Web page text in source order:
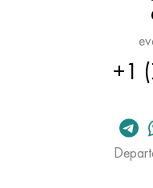
+1
Custom 450® - uns
ac35g2, 36smnpb14,
38x2n2ma,
40hn2ma, 34CrNiMo4,